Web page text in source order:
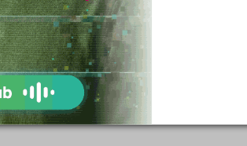
Středa 17:00 - 20:10
32 lekcí
5 590 Kč